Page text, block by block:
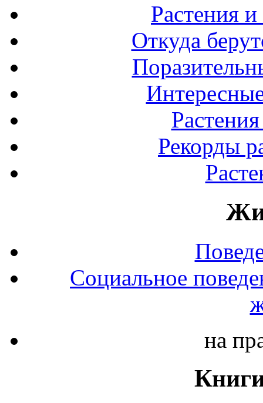
Растения
Откуда
Рекорды
Социальное
на